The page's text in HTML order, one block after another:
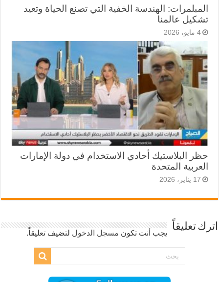
المبلمرات: الهندسة الخفية التي تصنع الحياة وتعيد
تشكيل عالمنا
4 مايو، 2026
حظر البلاستيك أحادي الاستخدام في دولة الإمارات
العربية المتحدة
17 يناير، 2026
اترك تعليقاً
يجب أنت تكون مسجل الدخول لتضيف تعليقاً.